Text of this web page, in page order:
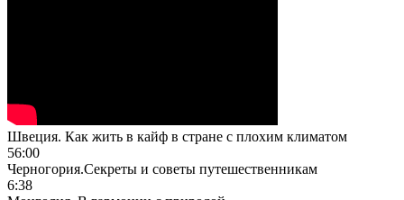
Швеция. Как жить в кайф в стране с плохим климатом
56:00
Черногория.Секреты и советы путешественникам
6:38